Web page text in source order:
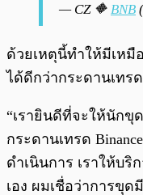
— CZ 🔶 BNB
ด้วยเหตุนี้ทำให้มีเห
ได้ดีกว่ากระดานเทร
“เรายินดีที่จะให้นักขุ
กระดานเทรด
ดำเนินการ เราให้บ
เอง ผมเชื่อว่าการขุ